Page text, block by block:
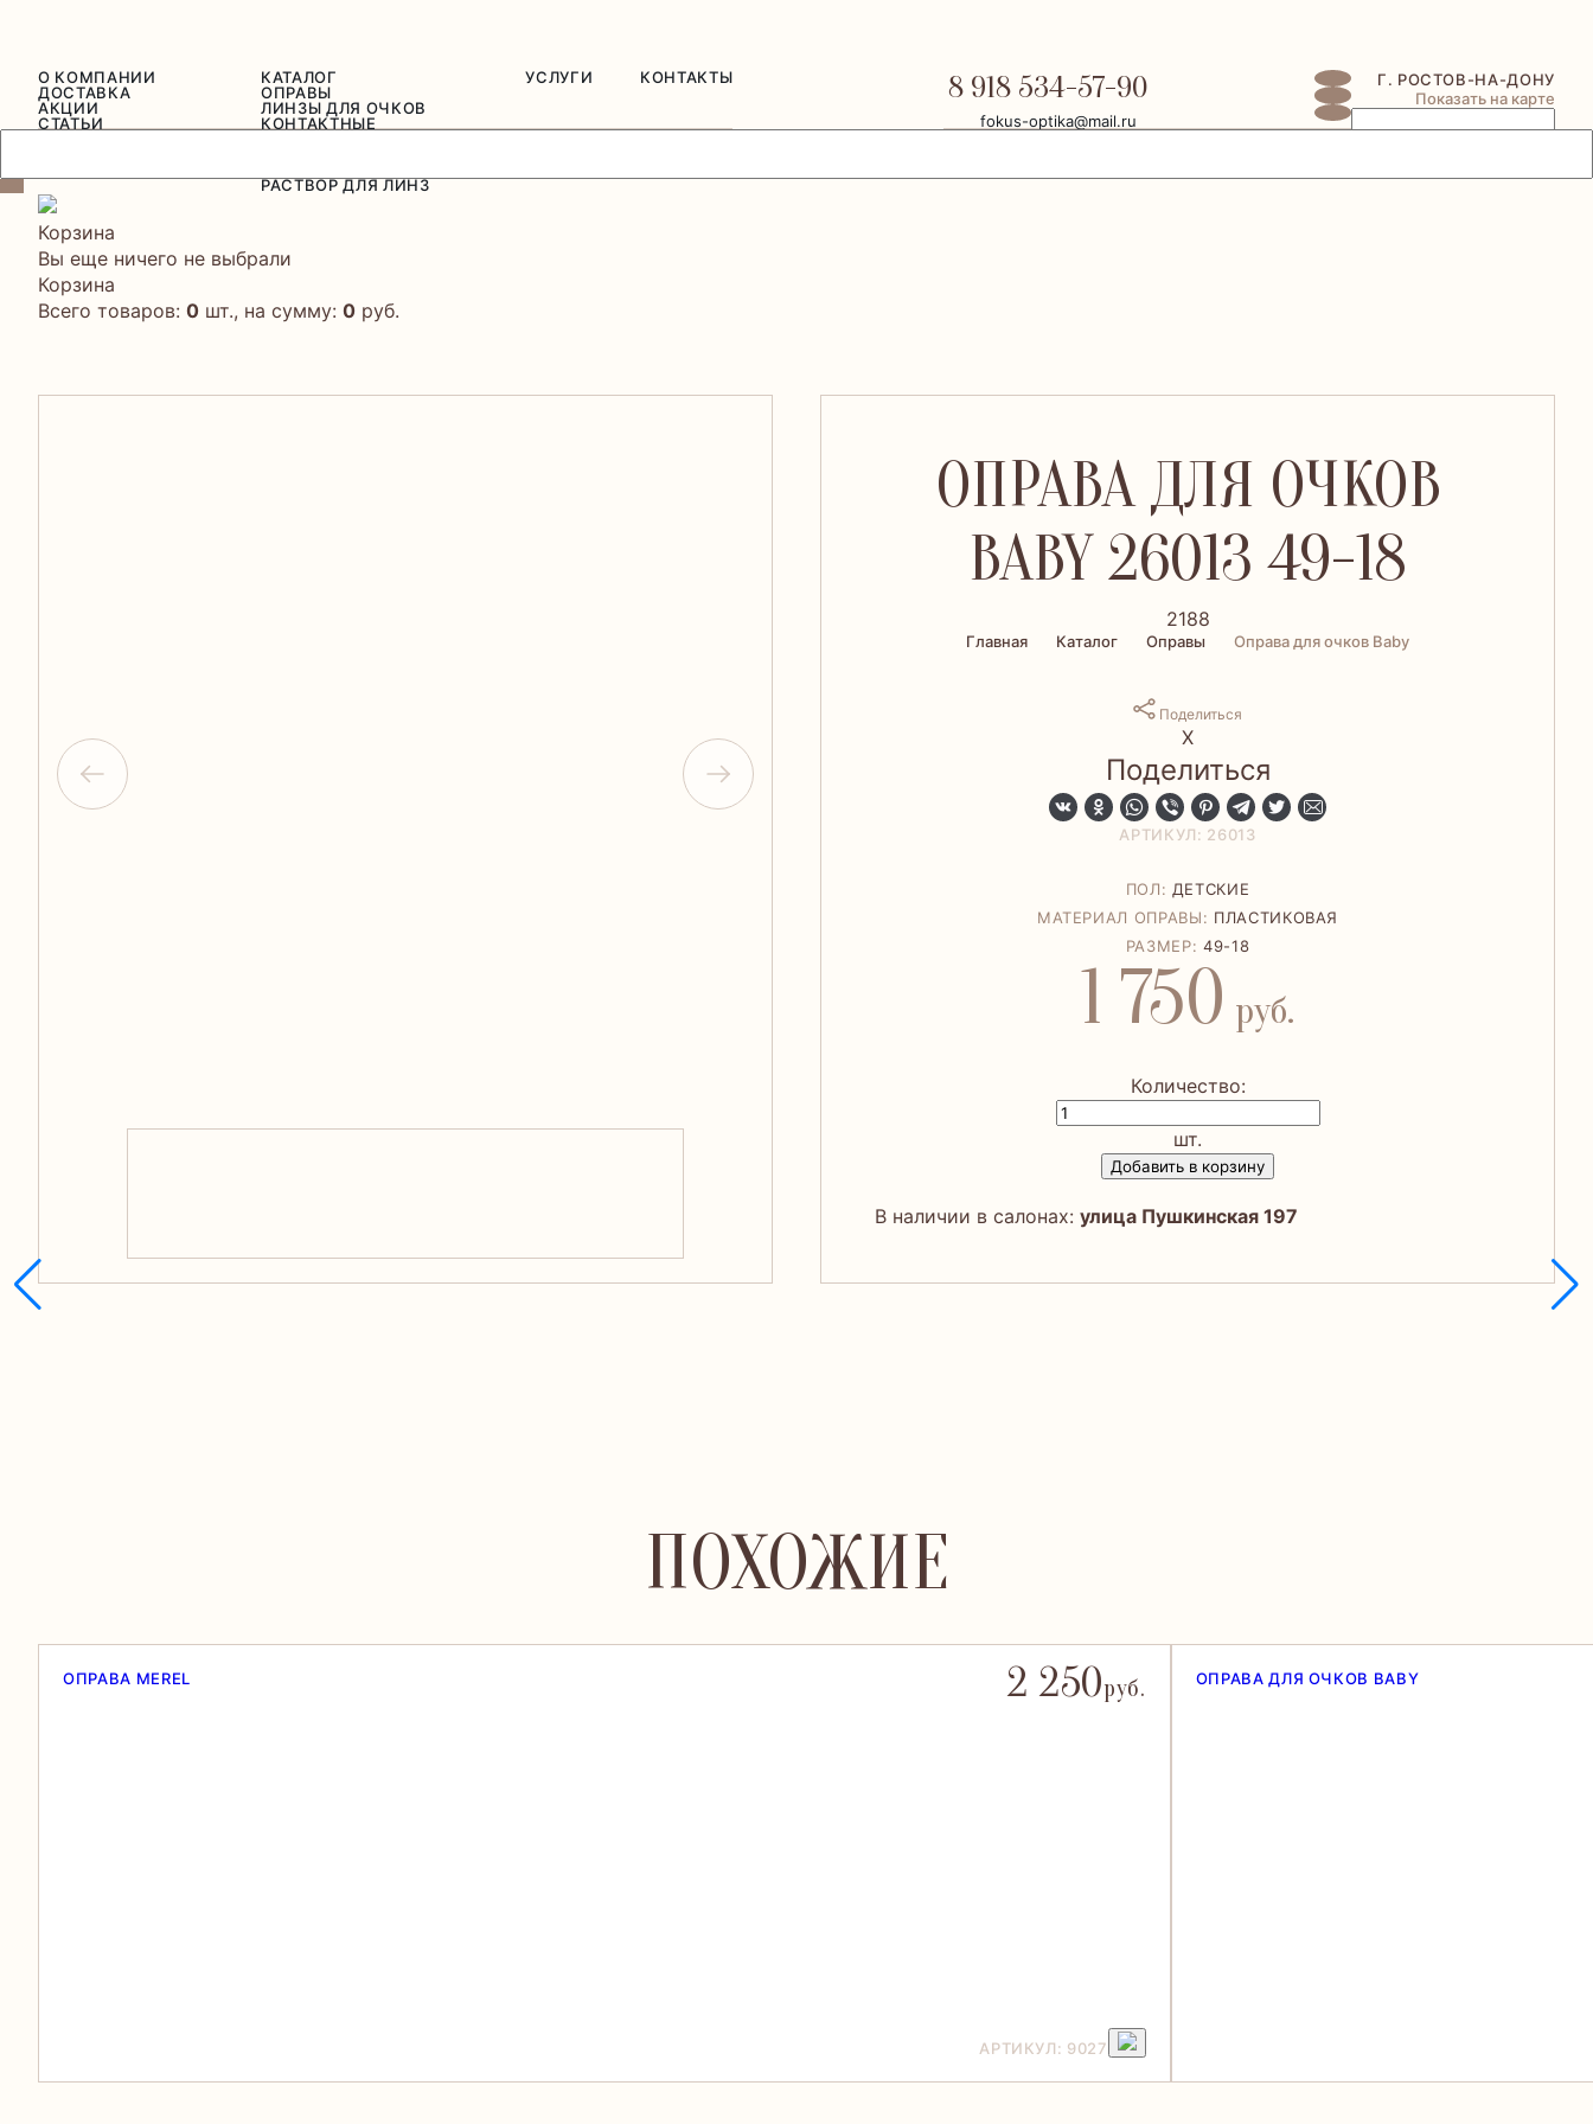
О КОМПАНИИ
ДОСТАВКА
АКЦИИ
СТАТЬИ
КАТАЛОГ
ОПРАВЫ
ЛИНЗЫ ДЛЯ ОЧКОВ
КОНТАКТНЫЕ
РАСТВОР ДЛЯ ЛИНЗ
УСЛУГИ КОНТАКТЫ 8 918 534-57-90
fokus-optika@mail.ru
Г. РОСТОВ-НА-ДОНУ
Показать на карте
Корзина
Вы еще ничего не выбрали
Корзина
Всего товаров: 0 шт., на сумму: 0 руб.
ОПРАВА ДЛЯ ОЧКОВ
BABY 26013 49-18
2188
Главная Каталог Оправы Оправа для очков Baby
Поделиться
Х
Поделиться
АРТИКУЛ: 26013
ПОЛ: ДЕТСКИЕ
МАТЕРИАЛ ОПРАВЫ: ПЛАСТИКОВАЯ
РАЗМЕР: 49-18
1 750 руб.
Количество:
шт.
Добавить в корзину
В наличии в салонах: улица Пушкинская 197
ПОХОЖИЕ
ОПРАВА MEREL 2 250руб.
АРТИКУЛ: 9027
ОПРАВА ДЛЯ ОЧКОВ BABY